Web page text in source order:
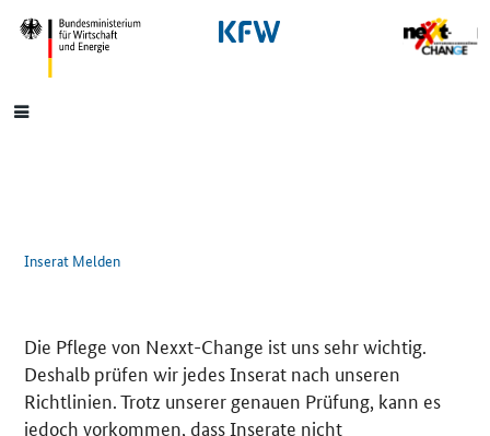
SrOnlyNavigation
Hauptmenü
Inserat Melden
Die Pflege von Nexxt-Change ist uns sehr wichtig.
Deshalb prüfen wir jedes Inserat nach unseren
Richtlinien. Trotz unserer genauen Prüfung, kann es
jedoch vorkommen, dass Inserate nicht